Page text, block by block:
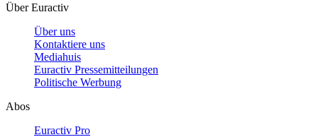
Über Euractiv
Über uns
Kontaktiere uns
Mediahuis
Euractiv Pressemitteilungen
Politische Werbung
Abos
Euractiv Pro